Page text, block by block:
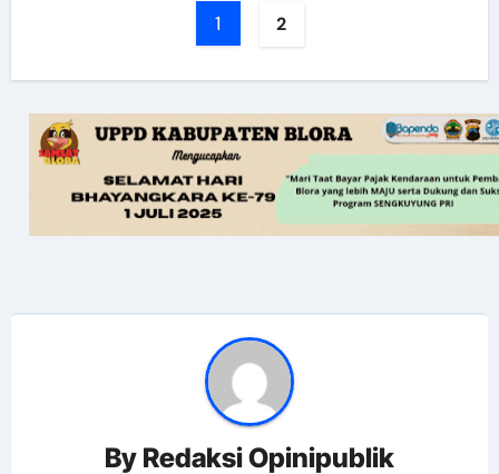
1 2
By Redaksi Opinipublik